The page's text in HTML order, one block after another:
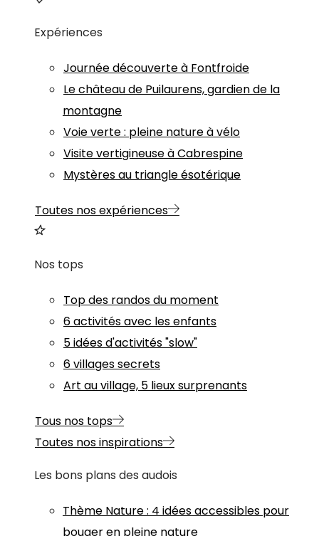
Expériences
Journée découverte à Fontfroide
Le château de Puilaurens, gardien de la
montagne
Voie verte : pleine nature à vélo
Visite vertigineuse à Cabrespine
Mystères au triangle ésotérique
Toutes nos expériences
Nos tops
Top des randos du moment
6 activités avec les enfants
5 idées d'activités "slow"
6 villages secrets
Art au village, 5 lieux surprenants
Tous nos tops
Toutes nos inspirations
Les bons plans des audois
Thème Nature: 4 idées accessibles pour
bouger en pleine nature